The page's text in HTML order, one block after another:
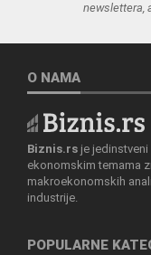
newslettera,
O NAMA
Biznis.rs je
ekonomskim temama
makroekonomskih
industrije.
POPULARNE